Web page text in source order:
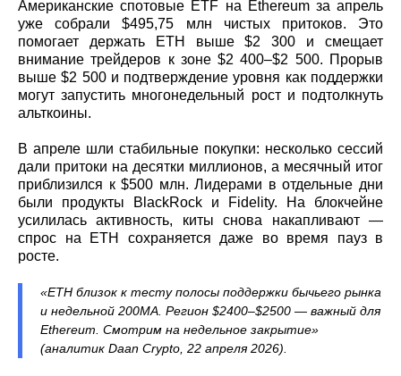
Американские спотовые ETF на Ethereum за апрель
уже собрали $495,75 млн чистых притоков. Это
помогает держать ETH выше $2 300 и смещает
внимание трейдеров к зоне $2 400–$2 500. Прорыв
выше $2 500 и подтверждение уровня как поддержки
могут запустить многонедельный рост и подтолкнуть
альткоины.
В апреле шли стабильные покупки: несколько сессий
дали притоки на десятки миллионов, а месячный итог
приблизился к $500 млн. Лидерами в отдельные дни
были продукты BlackRock и Fidelity. На блокчейне
усилилась активность, киты снова накапливают —
спрос на ETH сохраняется даже во время пауз в
росте.
«ETH близок к тесту полосы поддержки бычьего рынка
и недельной 200MA. Регион $2400–$2500 — важный для
Ethereum. Смотрим на недельное закрытие»
(аналитик Daan Crypto, 22 апреля 2026).